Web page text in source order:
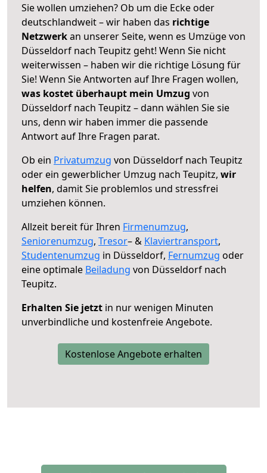
Sie wollen umziehen? Ob um die Ecke oder
deutschlandweit – wir haben das richtige
Netzwerkan unserer Seite, wenn es Umzüge von
Düsseldorf nach Teupitz geht! Wenn Sie nicht
weiterwissen – haben wir die richtige Lösung für
Sie! Wenn Sie Antworten auf Ihre Fragen wollen,
was kostet überhaupt mein Umzug von
Düsseldorf nach Teupitz – dann wählen Sie sie
uns, denn wir haben immer die passende
Antwort auf Ihre Fragen parat.
Ob ein Privatumzug von Düsseldorf nach Teupitz
oder ein gewerblicher Umzug nach Teupitz, wir
helfen, damit Sie problemlos und stressfrei
umziehen können.
Allzeit bereit für Ihren Firmenumzug,
Seniorenumzug, Tresor– & Klaviertransport,
Studentenumzug in Düsseldorf, Fernumzug oder
eine optimale Beiladung von Düsseldorf nach
Teupitz.
Erhalten Sie jetzt in nur wenigen Minuten
unverbindliche und kostenfreie Angebote.
Kostenlose Angebote erhalten